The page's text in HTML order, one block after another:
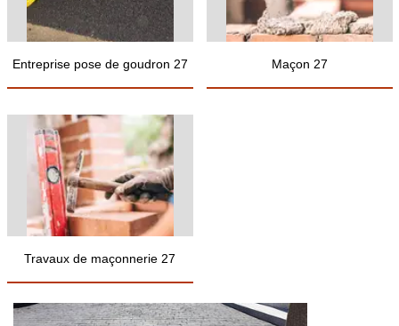
Entreprise pose de goudron 27 Maçon 27
Travaux de maçonnerie 27